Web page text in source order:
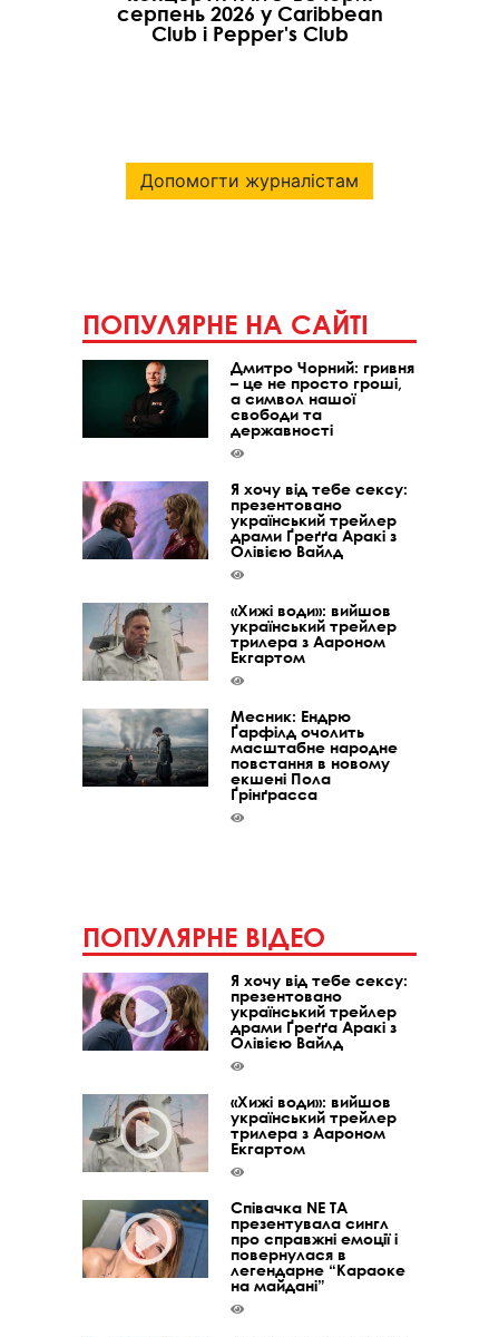
серпень 2026 у Caribbean
Club і Pepper's Club
Допомогти журналістам
ПОПУЛЯРНЕ НА САЙТІ
Дмитро Чорний: гривня
– це не просто гроші,
а символ нашої
свободи та
державності
Я хочу від тебе сексу:
презентовано
український трейлер
драми Ґреґґа Аракі з
Олівією Вайлд
«Хижі води»: вийшов
український трейлер
трилера з Аароном
Екгартом
Месник: Ендрю
Ґарфілд очолить
масштабне народне
повстання в новому
екшені Пола
Ґрінґрасса
ПОПУЛЯРНЕ ВІДЕО
Я хочу від тебе сексу:
презентовано
український трейлер
драми Ґреґґа Аракі з
Олівією Вайлд
«Хижі води»: вийшов
український трейлер
трилера з Аароном
Екгартом
Співачка NE TA
презентувала сингл
про справжні емоції і
повернулася в
легендарне “Караоке
на майдані”